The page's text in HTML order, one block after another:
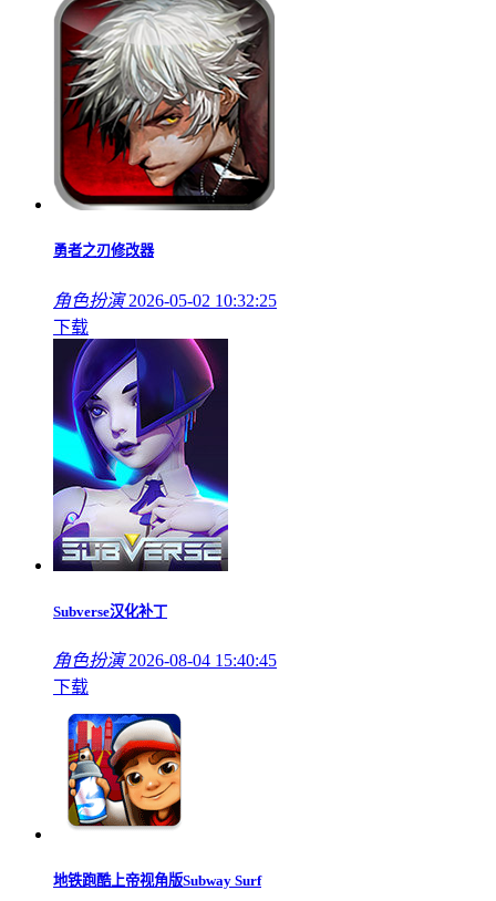
勇者之刃修改器
角色扮演 2026-05-02 10:32:25
下载
Subverse汉化补丁
角色扮演 2026-08-04 15:40:45
下载
地铁跑酷上帝视角版Subway Surf